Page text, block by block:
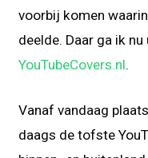
voorbij komen
deelde. Daar ga ik
YouTubeCovers.nl.
Vanaf vandaag
daags de tofste